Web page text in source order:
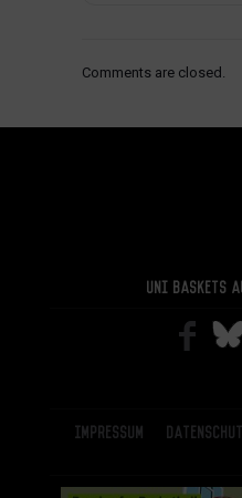
Comments are closed.
Uni Baskets
Impressum